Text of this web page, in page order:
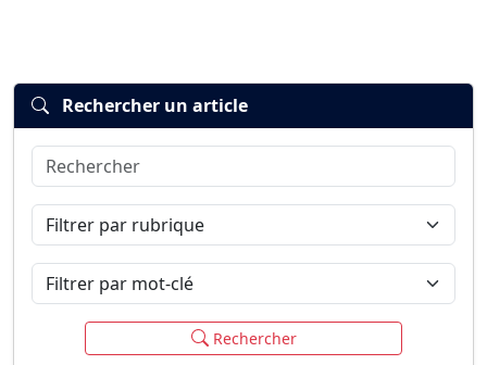
Connexion
Rechercher un article
Rechercher
Filtrer par rubrique
Filtrer par mot-clé
Rechercher